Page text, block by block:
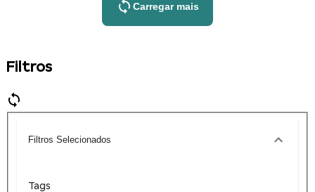
Carregar mais
Filtros
Filtros Selecionados
Tags